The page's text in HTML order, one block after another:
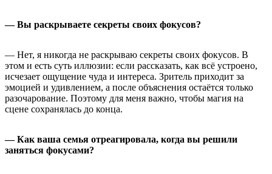
— Вы раскрываете секреты своих фокусов?
— Нет, я никогда не раскрываю секреты своих фокусов. В
этом и есть суть иллюзии: если рассказать, как всё устроено,
исчезает ощущение чуда и интереса. Зритель приходит за
эмоцией и удивлением, а после объяснения остаётся только
разочарование. Поэтому для меня важно, чтобы магия на
сцене сохранялась до конца.
— Как ваша семья отреагировала, когда вы решили
заняться фокусами?